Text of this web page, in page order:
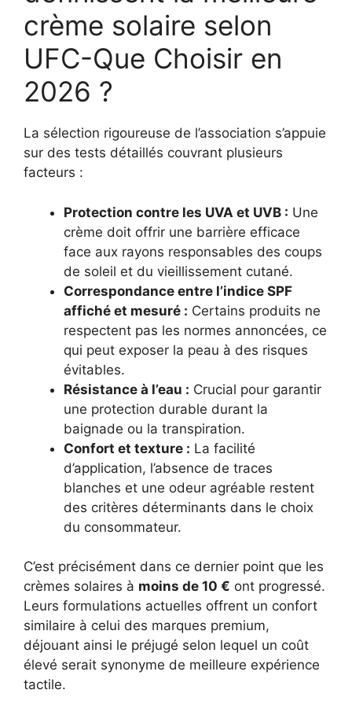
crème solaire selon
UFC-Que Choisir en
2026 ?
La sélection rigoureuse de l’association s’appuie
sur des tests détaillés couvrant plusieurs
facteurs :
Protection contre les UVA et UVB : Une
crème doit offrir une barrière efficace
face aux rayons responsables des coups
de soleil et du vieillissement cutané.
Correspondance entre l’indice SPF
affiché et mesuré : Certains produits ne
respectent pas les normes annoncées, ce
qui peut exposer la peau à des risques
évitables.
Résistance à l’eau : Crucial pour garantir
une protection durable durant la
baignade ou la transpiration.
Confort et texture : La facilité
d’application, l’absence de traces
blanches et une odeur agréable restent
des critères déterminants dans le choix
du consommateur.
C’est précisément dans ce dernier point que les
crèmes solaires à moins de 10 € ont progressé.
Leurs formulations actuelles offrent un confort
similaire à celui des marques premium,
déjouant ainsi le préjugé selon lequel un coût
élevé serait synonyme de meilleure expérience
tactile.